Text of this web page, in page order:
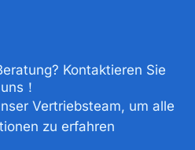
Kontaktieren Sie
uns！
Vertriebsteam, um alle
zu erfahren